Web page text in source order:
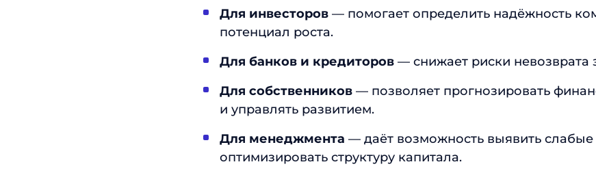
Для инвесторов — помогает определить надёжность
потенциал роста.
Для банков и кредиторов — снижает риски невозврата
Для собственников — позволяет прогнозировать
и управлять развитием.
Для менеджмента — даёт возможность выявить слабые
оптимизировать структуру капитала.